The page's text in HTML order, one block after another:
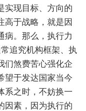
实现目标、方向的
高于战略，就是因
病。那么，执行力
追究机构框架、执
们煞费苦心强化企
望于发达国家当今
系之时，不妨换一
素，因为执行的